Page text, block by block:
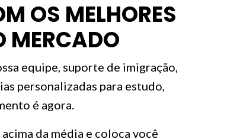
OS MELHORES
MERCADO
equipe, suporte de imigração,
personalizadas para estudo,
é agora.
da média e coloca você